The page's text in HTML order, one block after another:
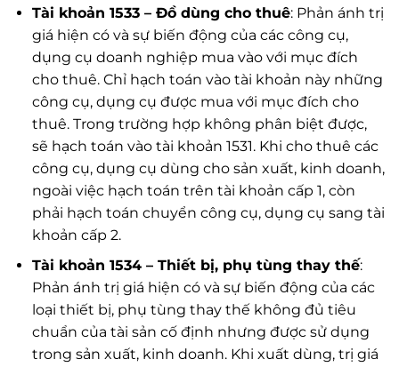
Tài khoản 1533 – Đồ dùng cho thuê: Phản ánh trị
giá hiện có và sự biến động của các công cụ,
dụng cụ doanh nghiệp mua vào với mục đích
cho thuê. Chỉ hạch toán vào tài khoản này những
công cụ, dụng cụ được mua với mục đích cho
thuê. Trong trường hợp không phân biệt được,
sẽ hạch toán vào tài khoản 1531. Khi cho thuê các
công cụ, dụng cụ dùng cho sản xuất, kinh doanh,
ngoài việc hạch toán trên tài khoản cấp 1, còn
phải hạch toán chuyển công cụ, dụng cụ sang tài
khoản cấp 2.
Tài khoản 1534 – Thiết bị, phụ tùng thay thế:
Phản ánh trị giá hiện có và sự biến động của các
loại thiết bị, phụ tùng thay thế không đủ tiêu
chuẩn của tài sản cố định nhưng được sử dụng
trong sản xuất, kinh doanh. Khi xuất dùng, trị giá